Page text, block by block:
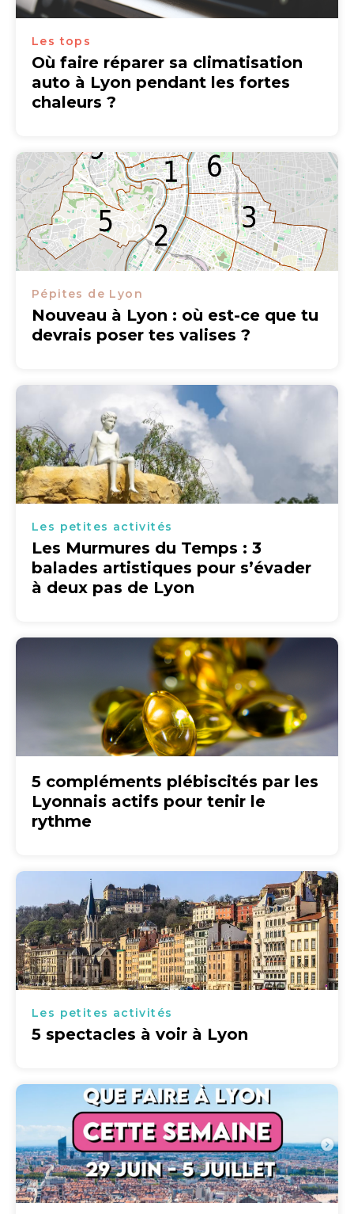
Les tops
Où faire réparer sa climatisation
auto à Lyon pendant les fortes
chaleurs ?
Pépites de Lyon
Nouveau à Lyon : où est-ce que tu
devrais poser tes valises ?
Les petites activités
Les Murmures du Temps : 3
balades artistiques pour s’évader
à deux pas de Lyon
5 compléments plébiscités par les
Lyonnais actifs pour tenir le
rythme
Les petites activités
5 spectacles à voir à Lyon